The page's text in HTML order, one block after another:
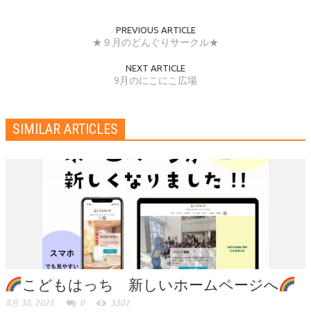
PREVIOUS ARTICLE
★９月のどんぐりサークル★
NEXT ARTICLE
9月のにこにこ広場
SIMILAR ARTICLES
こどもはっち 新しいホームページへ
8月 30, 2025 0 3302